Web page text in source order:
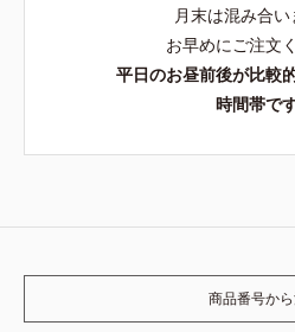
月末は混み合
お早めにご注文
平日のお昼前後が比較
時間帯です
商品番号か